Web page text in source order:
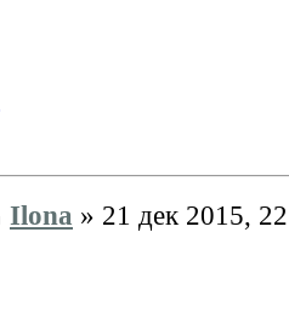
Ilona » 21 дек 2015,